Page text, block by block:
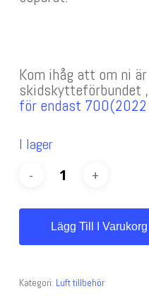
Kom ihåg att om ni
skidskytteförbundet
för endast
I lager
Lägg Till I Varukorg
Kategori: Luft tillbehör